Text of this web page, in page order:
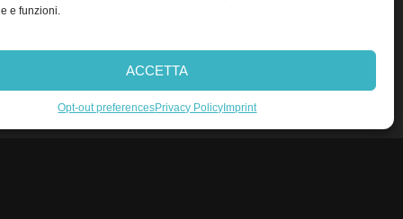
e funzioni.
ACCETTA
Opt-out preferencesPrivacy Policy Imprint